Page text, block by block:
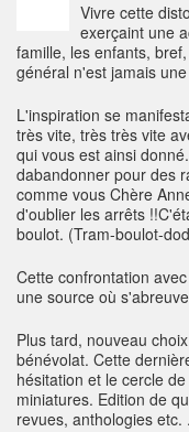
Vivre cette
exerçaint une
famille, les enfants,
général n'est jamais
L'inspiration se
très vite, très très vite
qui vous est ainsi
dabandonner pour des
comme vous Chère
d'oublier les arrêts
boulot. (Tram-boulot-
Cette confrontation
une source où
Plus tard, nouveau
bénévolat. Cette
hésitation et le cercle
miniatures. Edition de
revues, anthologies etc.